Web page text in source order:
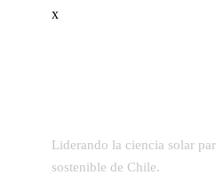
x
Liderando la ciencia solar
sostenible de Chile.